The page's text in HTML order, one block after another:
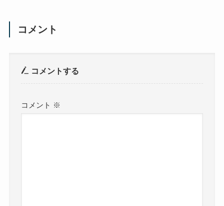
コメント
コメントする
コメント ※